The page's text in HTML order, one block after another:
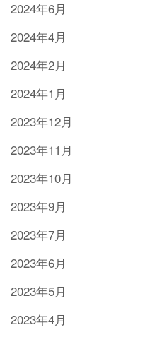
2024年6月
2024年4月
2024年2月
2024年1月
2023年12月
2023年11月
2023年10月
2023年9月
2023年7月
2023年6月
2023年5月
2023年4月